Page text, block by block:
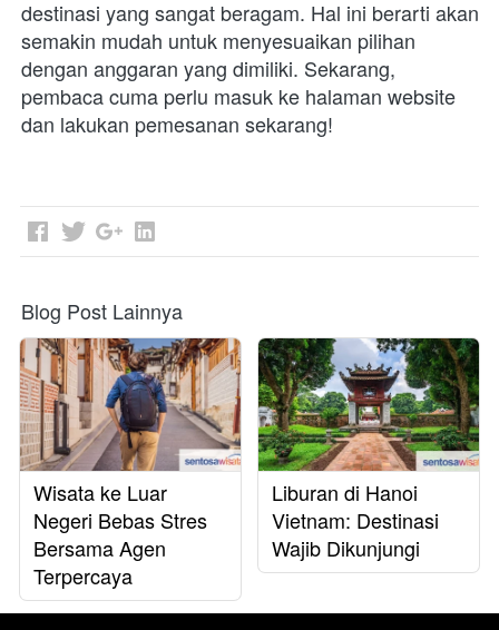
destinasi yang sangat beragam. Hal ini berarti akan
semakin mudah untuk menyesuaikan pilihan
dengan anggaran yang dimiliki. Sekarang,
pembaca cuma perlu masuk ke halaman website
dan lakukan pemesanan sekarang!
Blog Post Lainnya
Wisata ke Luar
Negeri Bebas Stres
Bersama Agen
Terpercaya
Liburan di Hanoi
Vietnam: Destinasi
Wajib Dikunjungi